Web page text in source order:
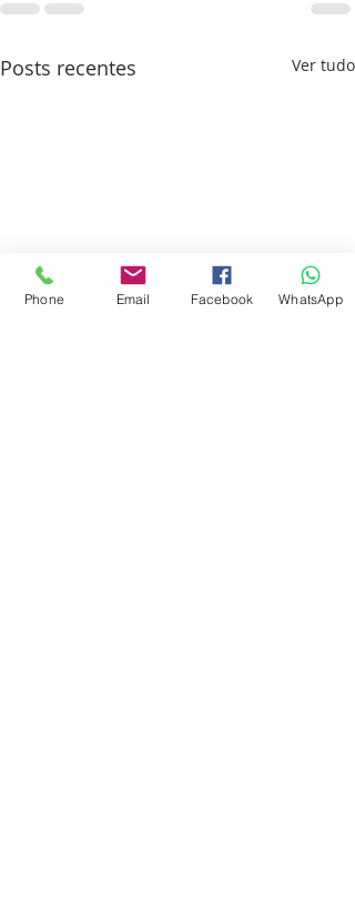
Posts recentes Ver tudo
Phone Email Facebook WhatsApp